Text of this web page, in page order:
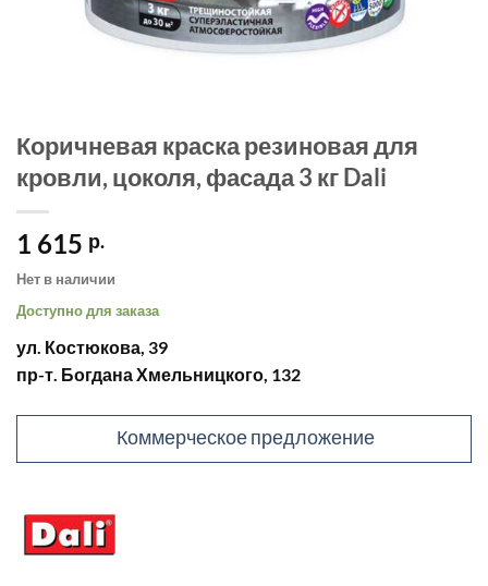
Коричневая краска резиновая для
кровли, цоколя, фасада 3 кг Dali
1 615 р.
Нет в наличии
Доступно для заказа
ул. Костюкова, 39
пр-т. Богдана Хмельницкого, 132
Коммерческое предложение